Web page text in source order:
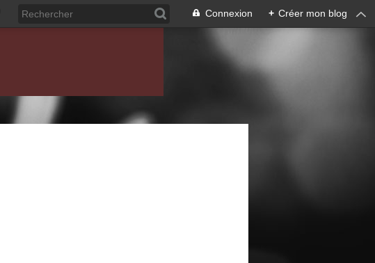
Connexion + Créer mon blog